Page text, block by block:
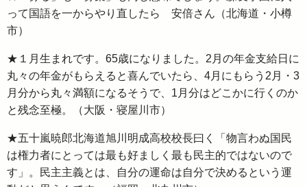
って国語を一からやり直したら 安倍さん（北海道・小樽
市）
★１月生まれです。65歳になりました。2月の年金支給日に
丸々の年金がもらえると喜んでいたら、4月にもらう2月・3
月分から丸々満額になるそうで、1月分はどこかに行くのか
と残念至極。（大阪・寝屋川市）
★五十嵐暁郎北海道旭川明成高校校長曰く「物言わぬ国民
は権力者にとっては最も好ましく最も民主的ではないので
す」。民主主義とは、自分の運命は自分で決めるという運